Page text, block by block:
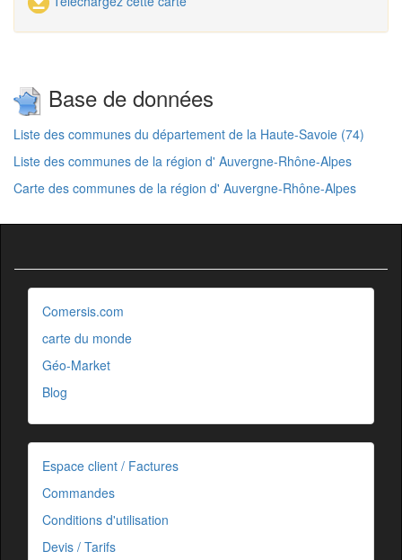
Base de données
Liste des communes du département de la Haute-Savoie (74)
Liste des communes de la région d' Auvergne-Rhône-Alpes
Carte des communes de la région d' Auvergne-Rhône-Alpes
Comersis.com
carte du monde
Géo-Market
Blog
Espace client / Factures
Commandes
Conditions d'utilisation
Devis / Tarifs